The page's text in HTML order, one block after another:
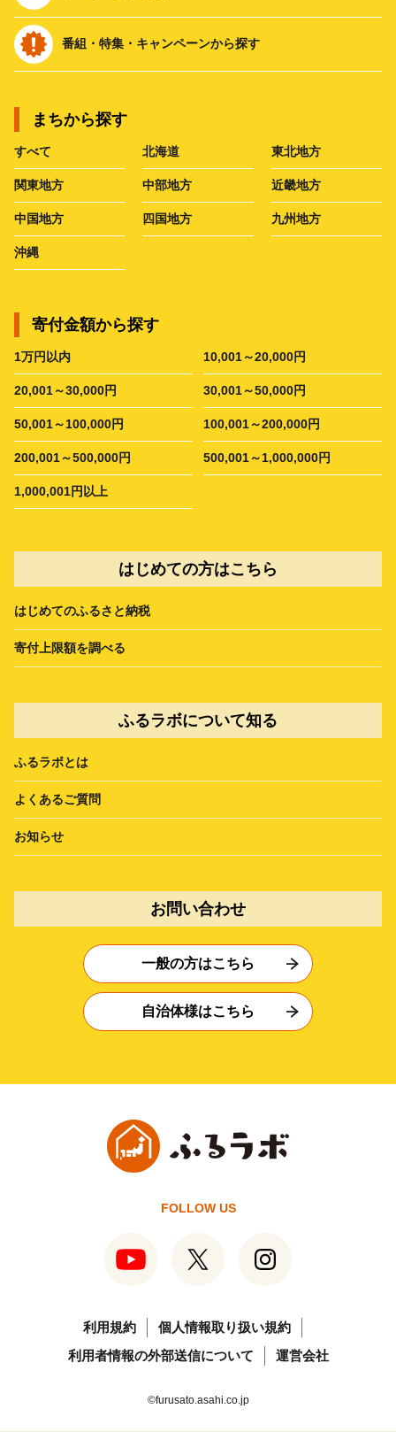
番組・特集・キャンペーンから探す
まちから探す
すべて 北海道 東北地方
関東地方 中部地方 近畿地方
中国地方 四国地方 九州地方
沖縄
寄付金額から探す
1万円以内 10,001～20,000円
20,001～30,000円 30,001～50,000円
50,001～100,000円 100,001～200,000円
200,001～500,000円 500,001～1,000,000円
1,000,001円以上
はじめての方はこちら
はじめてのふるさと納税
寄付上限額を調べる
ふるラボについて知る
ふるラボとは
よくあるご質問
お知らせ
お問い合わせ
一般の方はこちら
自治体様はこちら
FOLLOW US
利用規約
個人情報取り扱い規約
利用者情報の外部送信について
運営会社
©furusato.asahi.co.jp